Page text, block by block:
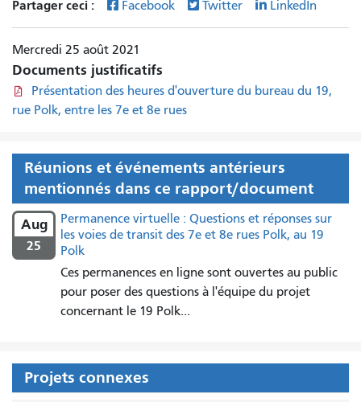
Partager ceci : Facebook Twitter LinkedIn
Mercredi 25 août 2021
Documents justificatifs
Présentation des heures d'ouverture du bureau du 19,
rue Polk, entre les 7e et 8e rues
Réunions et événements antérieurs
mentionnés dans ce rapport/document
Aug
25
Permanence virtuelle : Questions et réponses sur
les voies de transit des 7e et 8e rues Polk, au 19
Polk
Ces permanences en ligne sont ouvertes au public
pour poser des questions à l'équipe du projet
concernant le 19 Polk...
Projets connexes